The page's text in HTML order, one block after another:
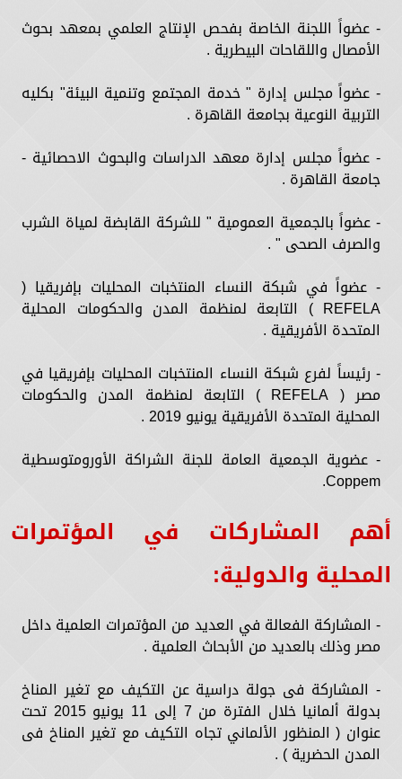
- عضواً اللجنة الخاصة بفحص الإنتاج العلمي بمعهد بحوث
الأمصال واللقاحات البيطرية .
- عضواً مجلس إدارة " خدمة المجتمع وتنمية البيئة" بكليه
التربية النوعية بجامعة القاهرة .
- عضواً مجلس إدارة معهد الدراسات والبحوث الاحصائية -
جامعة القاهرة .
- عضواً بالجمعية العمومية " للشركة القابضة لمياة الشرب
والصرف الصحى " .
- عضواً في شبكة النساء المنتخبات المحليات بإفريقيا (
REFELA ) التابعة لمنظمة المدن والحكومات المحلية
المتحدة الأفريقية .
- رئيساً لفرع شبكة النساء المنتخبات المحليات بإفريقيا في
مصر ( REFELA ) التابعة لمنظمة المدن والحكومات
المحلية المتحدة الأفريقية يونيو 2019 .
- عضوية الجمعية العامة للجنة الشراكة الأورومتوسطية
Coppem.
أهم المشاركات في المؤتمرات
المحلية والدولية:
- المشاركة الفعالة في العديد من المؤتمرات العلمية داخل
مصر وذلك بالعديد من الأبحاث العلمية .
- المشاركة فى جولة دراسية عن التكيف مع تغير المناخ
بدولة ألمانيا خلال الفترة من 7 إلى 11 يونيو 2015 تحت
عنوان ( المنظور الألماني تجاه التكيف مع تغير المناخ فى
المدن الحضرية ) .